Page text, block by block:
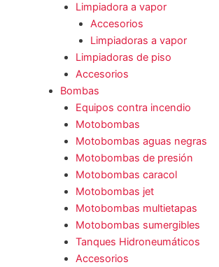
Limpiadora a vapor
Accesorios
Limpiadoras a vapor
Limpiadoras de piso
Accesorios
Bombas
Equipos contra incendio
Motobombas
Motobombas aguas negras
Motobombas de presión
Motobombas caracol
Motobombas jet
Motobombas multietapas
Motobombas sumergibles
Tanques Hidroneumáticos
Accesorios